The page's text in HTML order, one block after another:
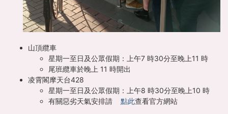
山頂纜車
星期一至日及公眾假期：上午7 時30分至晚上11 時
尾班纜車於晚上 11 時開出
凌霄閣摩天台428
星期一至日及公眾假期：上午8 時30分至晚上10 時
有關惡劣天氣安排請 點此查看官方網站